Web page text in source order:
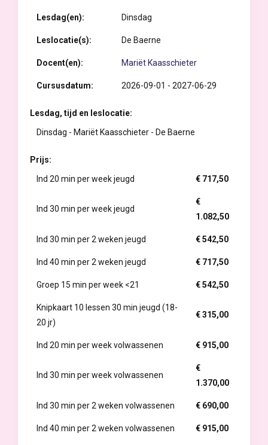
Lesdag(en): Dinsdag
Leslocatie(s): De Baerne
Docent(en): Mariët Kaasschieter
Cursusdatum: 2026-09-01 - 2027-06-29
Lesdag, tijd en leslocatie:
Dinsdag - Mariët Kaasschieter - De Baerne
Prijs:
Ind 20 min per week jeugd
€ 717,50
Ind 30 min per week jeugd
€
1.082,50
Ind 30 min per 2 weken jeugd € 542,50
Ind 40 min per 2 weken jeugd € 717,50
Groep 15 min per week <21 € 542,50
Knipkaart 10 lessen 30 min jeugd (18-
20 jr)
€ 315,00
Ind 20 min per week volwassenen € 915,00
Ind 30 min per week volwassenen
€
1.370,00
Ind 30 min per 2 weken volwassenen € 690,00
Ind 40 min per 2 weken volwassenen € 915,00